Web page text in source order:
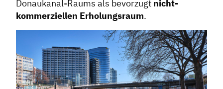
Donaukanal-Raums als bevorzugt nicht-
kommerziellen Erholungsraum.